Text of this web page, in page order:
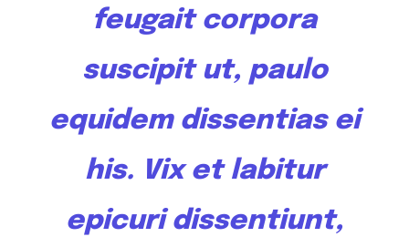
feugait corpora
suscipit ut, paulo
equidem dissentias ei
his. Vix et labitur
epicuri dissentiunt,